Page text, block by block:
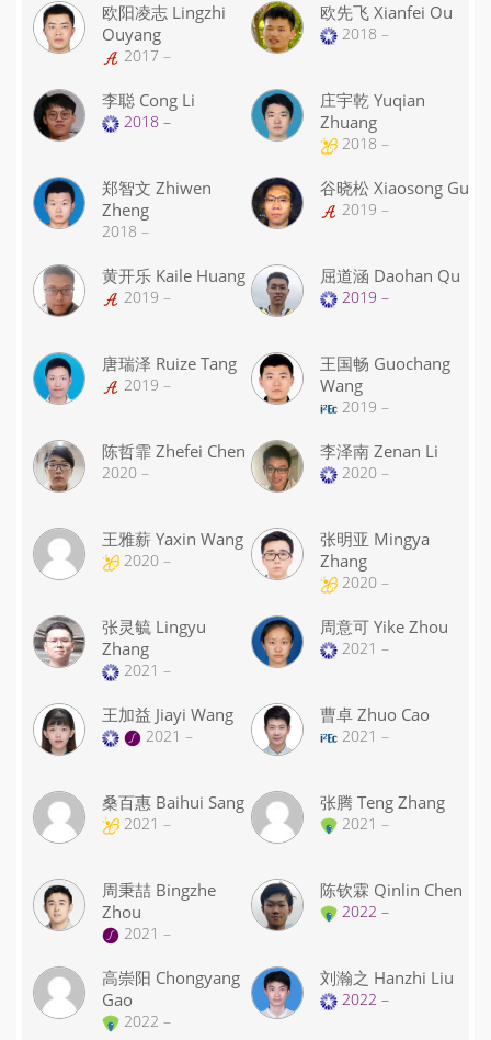
欧阳凌志 Lingzhi
Ouyang
2017 –
欧先飞 Xianfei Ou
2018 –
李聪 Cong Li
2018 –
庄宇乾 Yuqian
Zhuang
2018 –
郑智文 Zhiwen
Zheng
2018 –
谷晓松 Xiaosong Gu
2019 –
黄开乐 Kaile Huang
2019 –
屈道涵 Daohan Qu
2019 –
唐瑞泽 Ruize Tang
2019 –
王国畅 Guochang
Wang
2019 –
陈哲霏 Zhefei Chen
2020 –
李泽南 Zenan Li
2020 –
王雅薪 Yaxin Wang
2020 –
张明亚 Mingya
Zhang
2020 –
张灵毓 Lingyu
Zhang
2021 –
周意可 Yike Zhou
2021 –
王加益 Jiayi Wang
2021 –
曹卓 Zhuo Cao
2021 –
桑百惠 Baihui Sang
2021 –
张腾 Teng Zhang
2021 –
周秉喆 Bingzhe
Zhou
2021 –
陈钦霖 Qinlin Chen
2022 –
高崇阳 Chongyang
Gao
2022 –
刘瀚之 Hanzhi Liu
2022 –